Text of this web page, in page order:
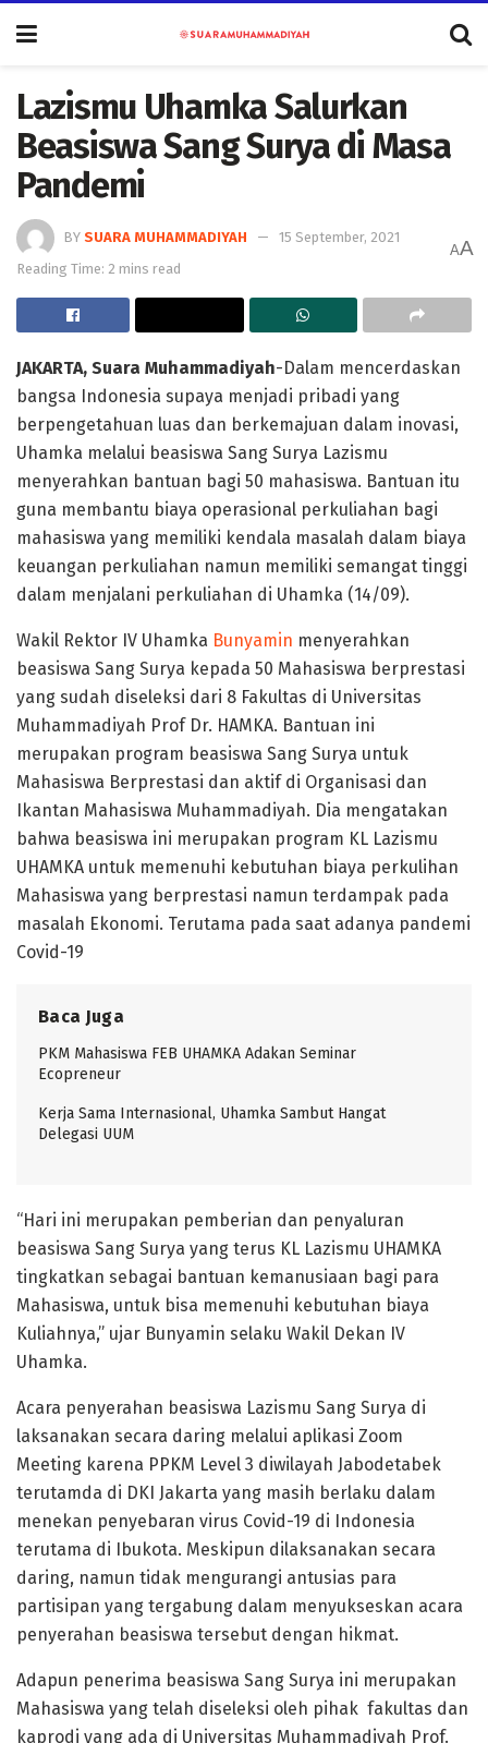
Lazismu Uhamka Salurkan
Beasiswa Sang Surya di Masa
Pandemi
BY SUARA MUHAMMADIYAH
15 September, 2021
Reading Time: 2 mins read
AA
JAKARTA, Suara Muhammadiyah-Dalam mencerdaskan
bangsa Indonesia supaya menjadi pribadi yang
berpengetahuan luas dan berkemajuan dalam inovasi,
Uhamka melalui beasiswa Sang Surya Lazismu
menyerahkan bantuan bagi 50 mahasiswa. Bantuan itu
guna membantu biaya operasional perkuliahan bagi
mahasiswa yang memiliki kendala masalah dalam biaya
keuangan perkuliahan namun memiliki semangat tinggi
dalam menjalani perkuliahan di Uhamka (14/09).
Wakil Rektor IV Uhamka Bunyamin menyerahkan
beasiswa Sang Surya kepada 50 Mahasiswa berprestasi
yang sudah diseleksi dari 8 Fakultas di Universitas
Muhammadiyah Prof Dr. HAMKA. Bantuan ini
merupakan program beasiswa Sang Surya untuk
Mahasiswa Berprestasi dan aktif di Organisasi dan
Ikantan Mahasiswa Muhammadiyah. Dia mengatakan
bahwa beasiswa ini merupakan program KL Lazismu
UHAMKA untuk memenuhi kebutuhan biaya perkulihan
Mahasiswa yang berprestasi namun terdampak pada
masalah Ekonomi. Terutama pada saat adanya pandemi
Covid-19
Baca Juga
PKM Mahasiswa FEB UHAMKA Adakan Seminar
Ecopreneur
Kerja Sama Internasional, Uhamka Sambut Hangat
Delegasi UUM
“Hari ini merupakan pemberian dan penyaluran
beasiswa Sang Surya yang terus KL Lazismu UHAMKA
tingkatkan sebagai bantuan kemanusiaan bagi para
Mahasiswa, untuk bisa memenuhi kebutuhan biaya
Kuliahnya,” ujar Bunyamin selaku Wakil Dekan IV
Uhamka.
Acara penyerahan beasiswa Lazismu Sang Surya di
laksanakan secara daring melalui aplikasi Zoom
Meeting karena PPKM Level 3 diwilayah Jabodetabek
terutamda di DKI Jakarta yang masih berlaku dalam
menekan penyebaran virus Covid-19 di Indonesia
terutama di Ibukota. Meskipun dilaksanakan secara
daring, namun tidak mengurangi antusias para
partisipan yang tergabung dalam menyukseskan acara
penyerahan beasiswa tersebut dengan hikmat.
Adapun penerima beasiswa Sang Surya ini merupakan
Mahasiswa yang telah diseleksi oleh pihak fakultas dan
kaprodi yang ada di Universitas Muhammadiyah Prof.